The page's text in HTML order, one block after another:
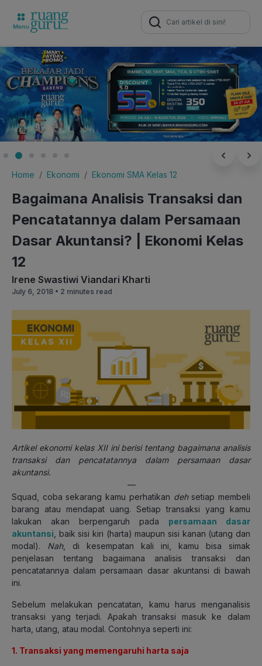
Search
for:
Home Ekonomi Ekonomi SMA Kelas 12
Bagaimana Analisis Transaksi dan
Pencatatannya dalam Persamaan
Dasar Akuntansi? | Ekonomi Kelas
12
Irene Swastiwi Viandari Kharti
July 6, 2018 • 2 minutes read
Artikel ekonomi kelas XII ini berisi tentang bagaimana analisis
transaksi dan pencatatannya dalam persamaan dasar
akuntansi.
—
Squad, coba sekarang kamu perhatikan deh setiap membeli
barang atau mendapat uang. Setiap transaksi yang kamu
lakukan akan berpengaruh pada persamaan dasar
akuntansi , baik sisi kiri (harta) maupun sisi kanan (utang dan
modal). Nah, di kesempatan kali ini, kamu bisa simak
penjelasan tentang bagaimana analisis transaksi dan
pencatatannya dalam persamaan dasar akuntansi di bawah
ini.
Sebelum melakukan pencatatan, kamu harus menganalisis
transaksi yang terjadi. Apakah transaksi masuk ke dalam
harta, utang, atau modal. Contohnya seperti ini:
1. Transaksi yang memengaruhi harta saja